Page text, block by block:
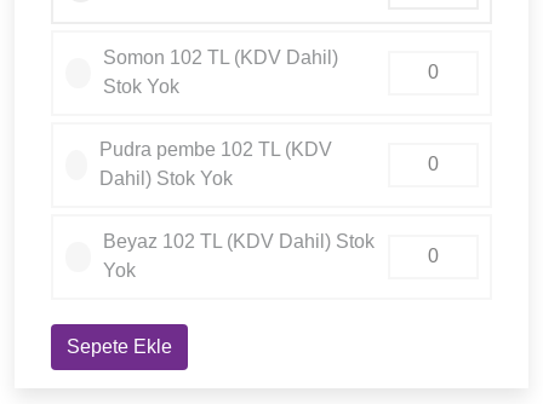
Somon 102 TL (KDV Dahil)
Stok Yok
Pudra pembe 102 TL (KDV
Dahil) Stok Yok
Beyaz 102 TL (KDV Dahil) Stok
Yok
Sepete Ekle